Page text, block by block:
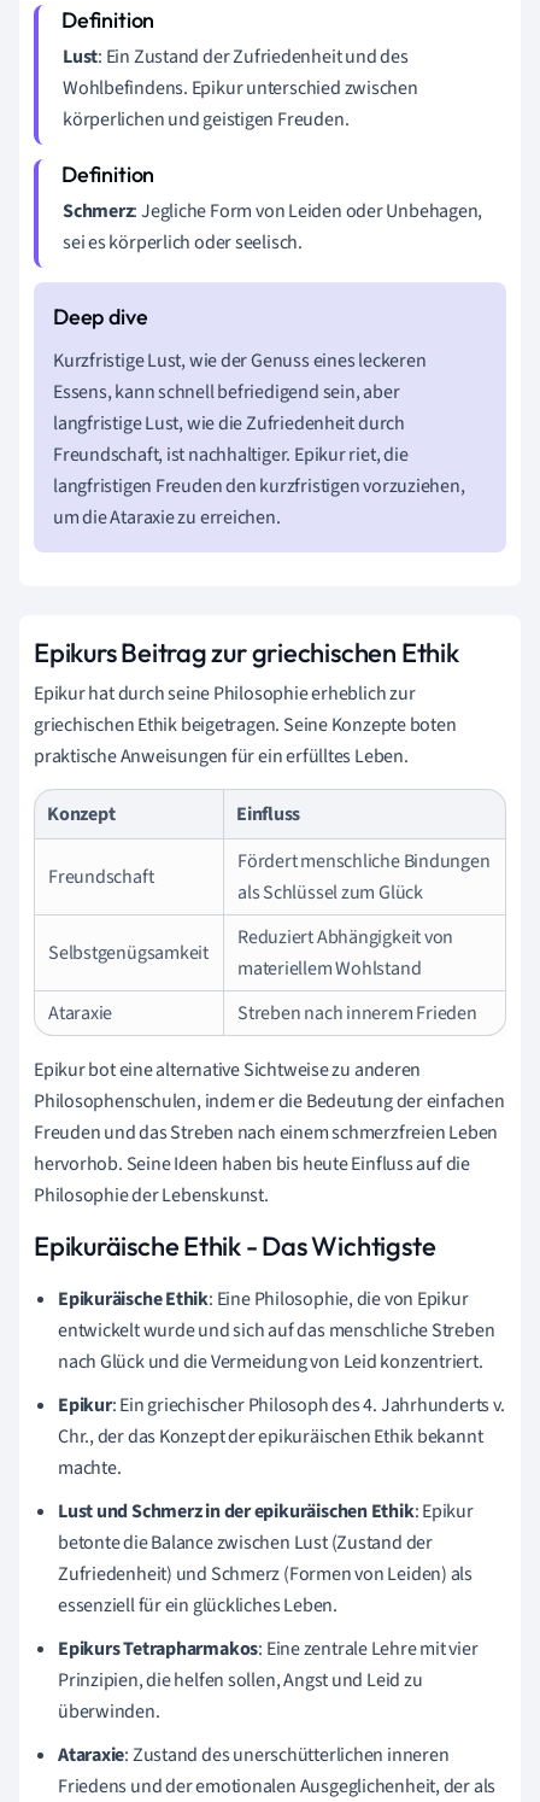
Lust: Ein Zustand der Zufriedenheit und des
Wohlbefindens. Epikur unterschied zwischen
körperlichen und geistigen Freuden.
Schmerz: Jegliche Form von Leiden oder Unbehagen,
sei es körperlich oder seelisch.
Kurzfristige Lust, wie der Genuss eines leckeren
Essens, kann schnell befriedigend sein, aber
langfristige Lust, wie die Zufriedenheit durch
Freundschaft, ist nachhaltiger. Epikur riet, die
langfristigen Freuden den kurzfristigen vorzuziehen,
um die Ataraxie zu erreichen.
Epikurs Beitrag zur griechischen Ethik
Epikur hat durch seine Philosophie erheblich zur
griechischen Ethik beigetragen. Seine Konzepte boten
praktische Anweisungen für ein erfülltes Leben.
Konzept Einfluss
Freundschaft
Fördert menschliche Bindungen
als Schlüssel zum Glück
Selbstgenügsamkeit
Reduziert Abhängigkeit von
materiellem Wohlstand
Ataraxie
Streben nach innerem Frieden
Epikur bot eine alternative Sichtweise zu anderen
Philosophenschulen, indem er die Bedeutung der einfachen
Freuden und das Streben nach einem schmerzfreien Leben
hervorhob. Seine Ideen haben bis heute Einfluss auf die
Philosophie der Lebenskunst.
Epikuräische Ethik - Das Wichtigste
Epikuräische Ethik: Eine Philosophie, die von Epikur
entwickelt wurde und sich auf das menschliche Streben
nach Glück und die Vermeidung von Leid konzentriert.
Epikur: Ein griechischer Philosoph des 4. Jahrhunderts v.
Chr., der das Konzept der epikuräischen Ethik bekannt
machte.
Lust und Schmerz in der epikuräischen Ethik: Epikur
betonte die Balance zwischen Lust (Zustand der
Zufriedenheit) und Schmerz (Formen von Leiden) als
essenziell für ein glückliches Leben.
Epikurs Tetrapharmakos: Eine zentrale Lehre mit vier
Prinzipien, die helfen sollen, Angst und Leid zu
überwinden.
Ataraxie: Zustand des unerschütterlichen inneren
Friedens und der emotionalen Ausgeglichenheit, der als